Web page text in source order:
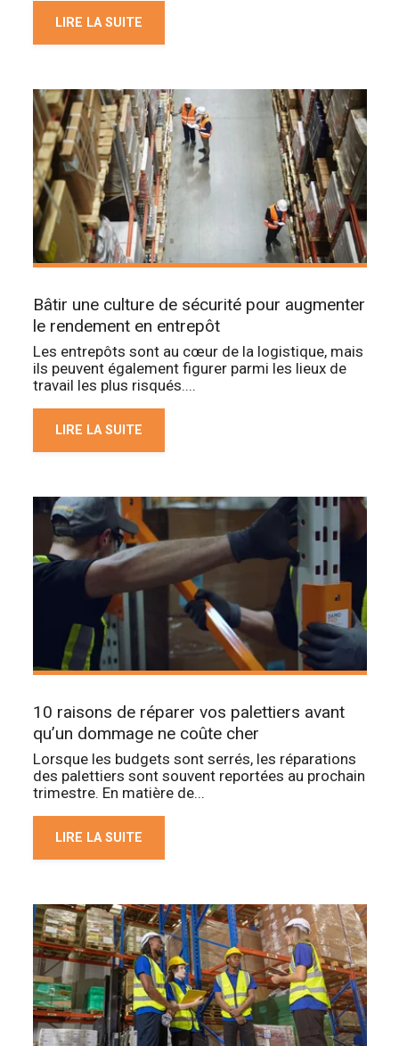
LIRE LA SUITE
Bâtir une culture de sécurité pour augmenter
le rendement en entrepôt
Les entrepôts sont au cœur de la logistique, mais
ils peuvent également figurer parmi les lieux de
travail les plus risqués....
LIRE LA SUITE
10 raisons de réparer vos palettiers avant
qu’un dommage ne coûte cher
Lorsque les budgets sont serrés, les réparations
des palettiers sont souvent reportées au prochain
trimestre. En matière de...
LIRE LA SUITE